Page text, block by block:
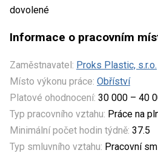
dovolené
Informace o pracovním
Zaměstnavatel: Proks Plastic, s.r.o.
Místo výkonu práce: Obříství
Platové ohodnocení: 30 000 – 40
Typ pracovního vztahu: Práce na
Minimální počet hodin týdně: 37.5
Typ smluvního vztahu: Pracovní